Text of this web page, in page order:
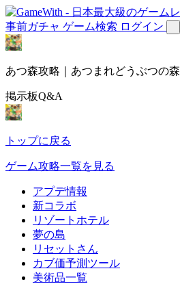
事前ガチャ ゲーム検索 ログイン
あつ森攻略｜あつまれどうぶつの森
掲示板Q&A
トップに戻る
ゲーム攻略一覧を見る
アプデ情報
新コラボ
リゾートホテル
夢の島
リセットさん
カブ価予測ツール
美術品一覧